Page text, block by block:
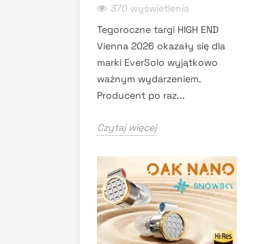
370 wyświetlenia
Tegoroczne targi HIGH END
Vienna 2026 okazały się dla
marki EverSolo wyjątkowo
ważnym wydarzeniem.
Producent po raz...
Czytaj więcej